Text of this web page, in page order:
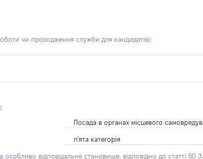
чи проходження служби для кандидатів):
Посада в органах місцевого
п'ята категорія
відповідальне становище, відповідно до статті 50